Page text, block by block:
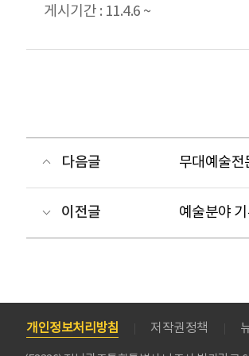
게시기간 : 11.4.6 ~
다음글 무대예술전
이전글 예술분야
개인정보처리방침 저작권정책